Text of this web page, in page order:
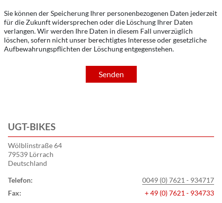
Sie können der Speicherung Ihrer personenbezogenen Daten jederzeit
für die Zukunft widersprechen oder die Löschung Ihrer Daten
verlangen. Wir werden Ihre Daten in diesem Fall unverzüglich
löschen, sofern nicht unser berechtigtes Interesse oder gesetzliche
Aufbewahrungspflichten der Löschung entgegenstehen.
Senden
UGT-BIKES
Wölblinstraße 64
79539 Lörrach
Deutschland
Telefon:
0049 (0) 7621 - 934717
Fax:
+ 49 (0) 7621 - 934733